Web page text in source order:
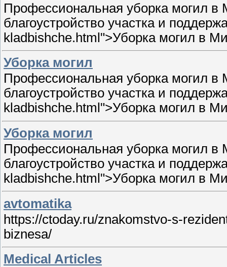
Профессиональная уборка могил в
благоустройство участка и
kladbishche.html">Уборка могил в
Уборка могил
Профессиональная уборка могил в
благоустройство участка и
kladbishche.html">Уборка могил в
Уборка могил
Профессиональная уборка могил в
благоустройство участка и
kladbishche.html">Уборка могил в
avtomatika
https://ctoday.ru/znakomstvo-s-
biznesa/
Medical Articles